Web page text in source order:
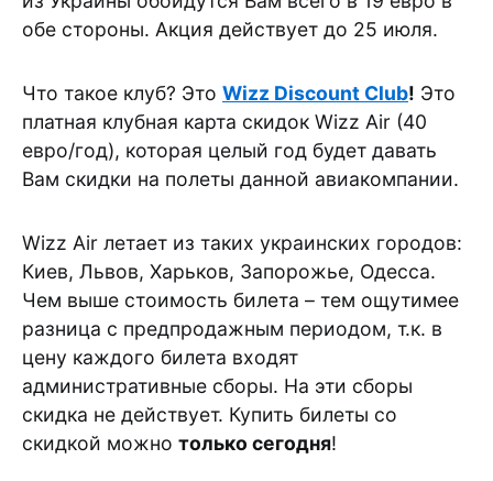
обе стороны. Акция действует до 25 июля.
Что такое клуб? Это Wizz Discount Club! Это
платная клубная карта скидок Wizz Air (40
евро/год), которая целый год будет давать
Вам скидки на полеты данной авиакомпании.
Wizz Air летает из таких украинских городов:
Киев, Львов, Харьков, Запорожье, Одесса.
Чем выше стоимость билета – тем ощутимее
разница с предпродажным периодом, т.к. в
цену каждого билета входят
административные сборы. На эти сборы
скидка не действует. Купить билеты со
скидкой можно только сегодня!